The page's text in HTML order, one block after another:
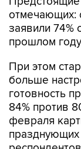
заявили 74%
прошлом
При этом
готовность
84% против
февраля
празднующих
готовых